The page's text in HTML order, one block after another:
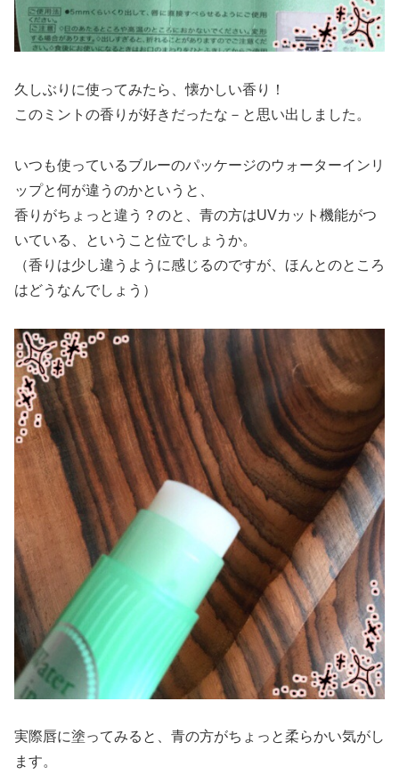
久しぶりに使ってみたら、懐かしい香り！
このミントの香りが好きだったな－と思い出しました。
いつも使っているブルーのパッケージのウォーターインリ
ップと何が違うのかというと、
香りがちょっと違う？のと、青の方はUVカット機能がつ
いている、ということ位でしょうか。
（香りは少し違うように感じるのですが、ほんとのところ
はどうなんでしょう）
実際唇に塗ってみると、青の方がちょっと柔らかい気がし
ます。